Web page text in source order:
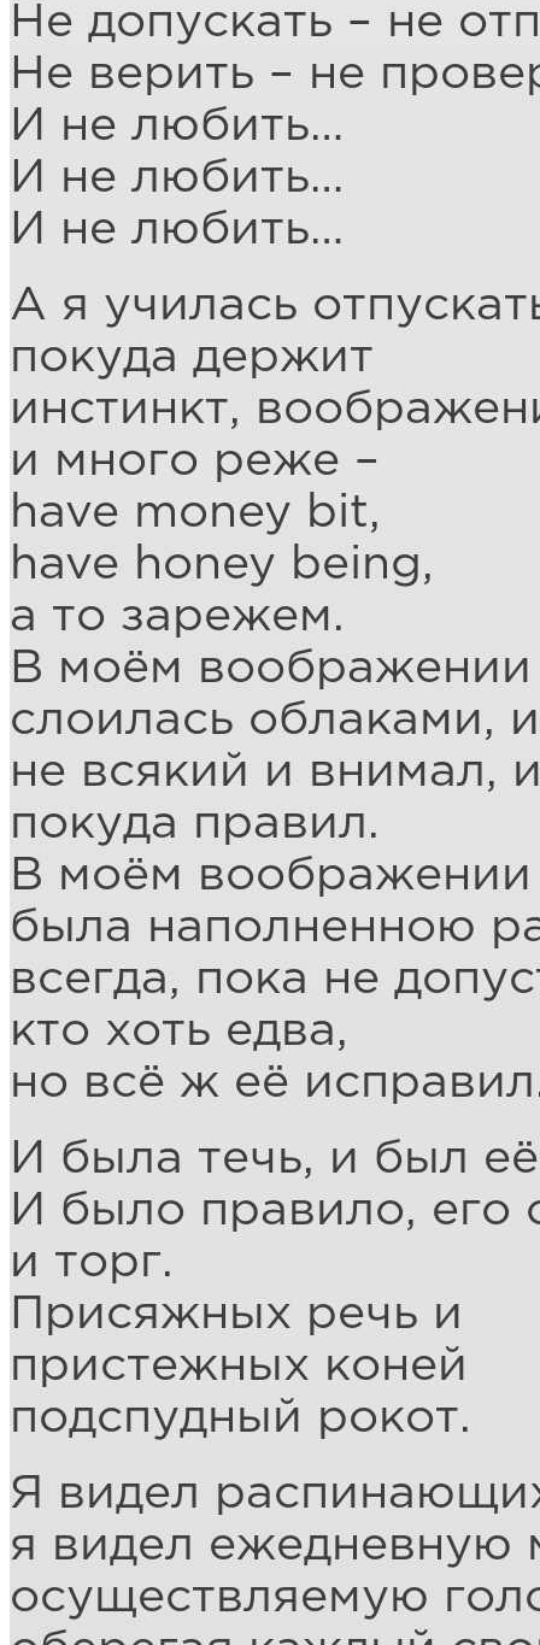
Не допускать – не
Не верить – не
И не любить…
И не любить…
И не любить…
А я училась
покуда держит
инстинкт,
и много реже –
have money bit,
have honey being,
а то зарежем.
В моём
слоилась облаками,
не всякий и внимал,
покуда правил.
В моём воображении
была наполненною
всегда, пока не
кто хоть едва,
но всё ж её
И была течь, и был
И было правило, его
и торг.
Присяжных речь и
пристежных коней
подспудный рокот.
Я видел
я видел ежедневную
осуществляемую